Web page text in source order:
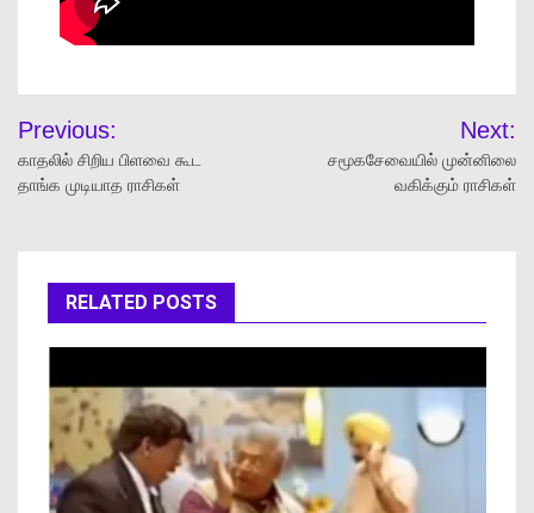
Previous:
காதலில் சிறிய பிளவை கூட
தாங்க முடியாத ராசிகள்
Next:
சமூகசேவையில் முன்னிலை
வகிக்கும் ராசிகள்
RELATED POSTS